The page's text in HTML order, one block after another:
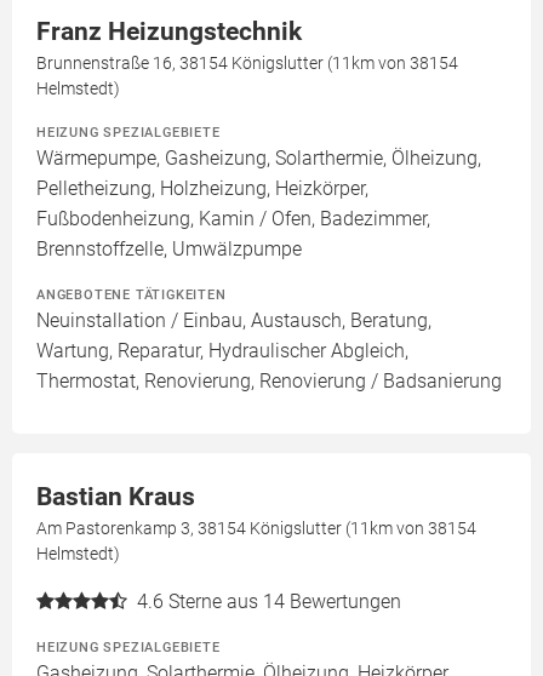
Franz Heizungstechnik
Brunnenstraße 16, 38154 Königslutter (11km von 38154
Helmstedt)
HEIZUNG SPEZIALGEBIETE
Wärmepumpe, Gasheizung, Solarthermie, Ölheizung,
Pelletheizung, Holzheizung, Heizkörper,
Fußbodenheizung, Kamin / Ofen, Badezimmer,
Brennstoffzelle, Umwälzpumpe
ANGEBOTENE TÄTIGKEITEN
Neuinstallation / Einbau, Austausch, Beratung,
Wartung, Reparatur, Hydraulischer Abgleich,
Thermostat, Renovierung, Renovierung / Badsanierung
Bastian Kraus
Am Pastorenkamp 3, 38154 Königslutter (11km von 38154
Helmstedt)
4.6 Sterne aus 14 Bewertungen
HEIZUNG SPEZIALGEBIETE